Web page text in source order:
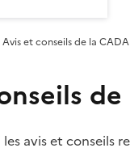
Avis et conseils de la CADA
avis et conseils